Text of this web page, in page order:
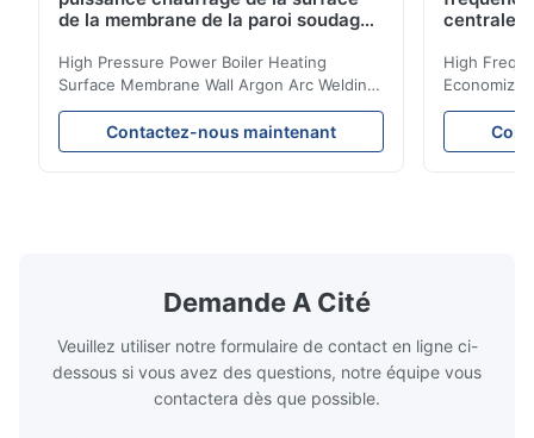
de la membrane de la paroi soudage
biomasse
High Pressure Power Boiler Heating
Surface Membrane Wall Argon Arc Welding
For Biomass Boiler Product Introduction
Water wall panels with pins usually laid
vertically on the inner wall of the furnace
the basic component of boiler water
circulation loop.Because of both cooling
Contactez-nous maintenant
centrale
High
Product
is a
industrial
Demande A Cité
Veuillez utiliser notre formulaire de contact en ligne ci-
dessous si vous avez des questions, notre équipe vous
contactera dès que possible.